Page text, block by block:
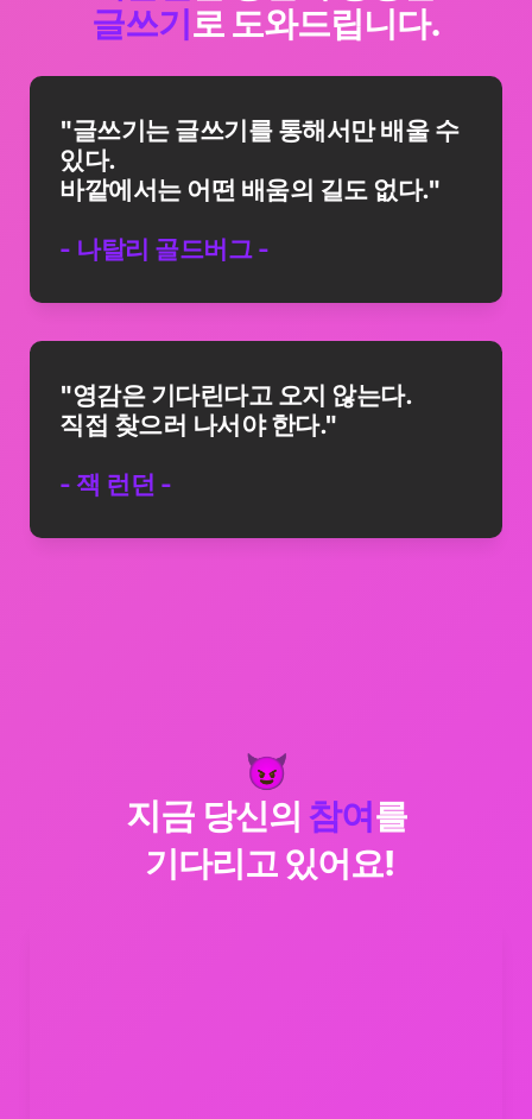
글쓰기 로 도와드립니다.
"글쓰기는 글쓰기를 통해서만 배울 수
있다.
바깥에서는 어떤 배움의 길도 없다."
- 나탈리 골드버그 -
"영감은 기다린다고 오지 않는다.
직접 찾으러 나서야 한다."
- 잭 런던 -
😈
지금 당신의 참여 를
기다리고 있어요!